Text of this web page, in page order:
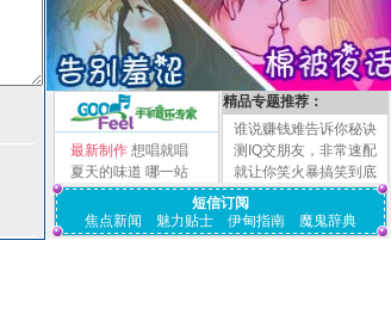
最新制作 想唱就唱
夏天的味道 哪一站
精品专题推荐：
谁说赚钱难告诉你秘诀
测IQ交朋友，非常速配
就让你笑火暴搞笑到底
短信订阅
焦点新闻
魅力贴士 伊甸指南 魔鬼辞典